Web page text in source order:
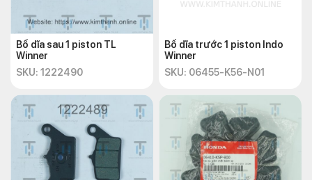
Bố dĩa sau 1 piston TL
Winner
SKU: 1222490
Bố dĩa trước 1 piston Indo
Winner
SKU: 06455-K56-N01